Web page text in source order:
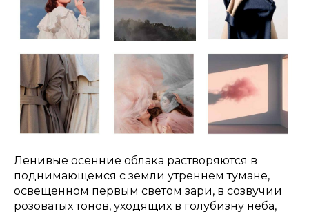
Ленивые осенние облака растворяются в
поднимающемся с земли утреннем тумане,
освещенном первым светом зари, в созвучии
розоватых тонов, уходящих в голубизну неба,